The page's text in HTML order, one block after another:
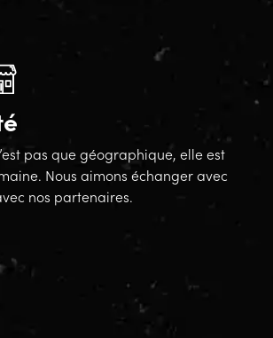
pas que géographique, elle est
Nous aimons échanger avec
nos partenaires.